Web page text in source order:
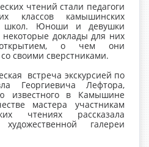
чтений стали педагоги
классов камышинских
школ. Юноши и девушки
доклады для них
о чем они
своими сверстниками.
встреча экскурсией по
Георгиевича Лефтора,
известного в Камышине
мастера участникам
чтениях рассказала
галереи